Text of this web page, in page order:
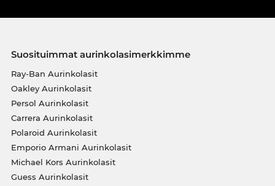
Suosituimmat aurinkolasimerkkimme
Ray-Ban Aurinkolasit
Oakley Aurinkolasit
Persol Aurinkolasit
Carrera Aurinkolasit
Polaroid Aurinkolasit
Emporio Armani Aurinkolasit
Michael Kors Aurinkolasit
Guess Aurinkolasit